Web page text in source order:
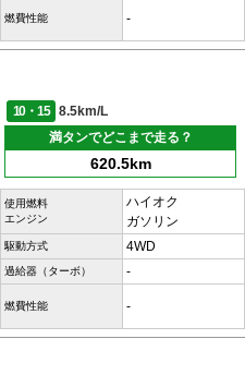
燃費性能 -
10・15
8.5km/L
満タンでどこまで走る？
620.5km
使用燃料
エンジン
ハイオク
ガソリン
駆動方式 4WD
過給器（ターボ） -
燃費性能 -